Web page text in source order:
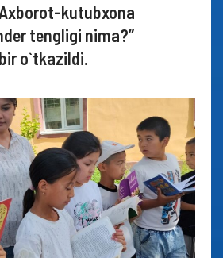
kutubxona
tengligi nima?”
o`tkazildi.